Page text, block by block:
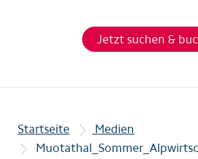
Jetzt suchen &
Startseite
Medien